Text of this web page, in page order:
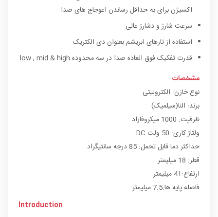
اکسیژن برای به حداقل رساندن اعوجاج های صدا
سرعت شارژ و دشارژ عالی
استفاده از تارهای ابریشم بعنوان دی الکتریک
قدرت تفکیک فوق العاده صدا در سه محدوده low , mid & high
مشخصات
نوع خازن: الکترولیتی
برند: النا(سیلمیک)
ظرفیت: 1000 میکروفاراد
ولتاژ کاری: 50 ولت DC
حداکثر دما قابل تحمل: 85 درجه سانتیگراد
قطر: 18 میلیمتر
ارتفاع:41 میلیمتر
فاصله پایه ها:7.5 میلیمتر
Introduction